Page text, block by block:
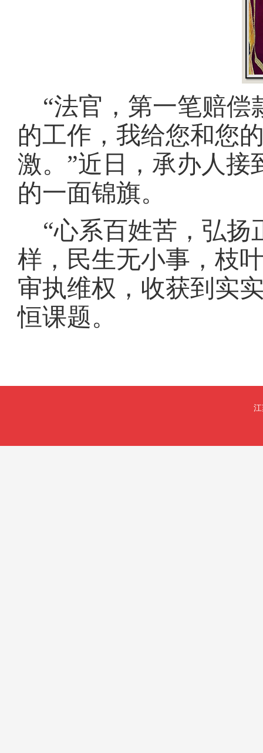
“法官，第一笔赔
的工作，我给您和您
激。”近日，承办人接
的一面锦旗。
“心系百姓苦，弘扬
样，民生无小事，枝
审执维权，收获到实
恒课题。